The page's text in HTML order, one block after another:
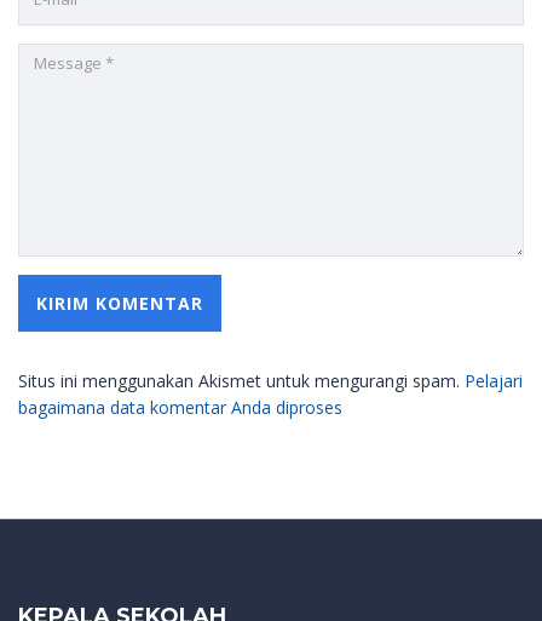
Situs ini menggunakan Akismet untuk mengurangi spam. Pelajari
bagaimana data komentar Anda diproses